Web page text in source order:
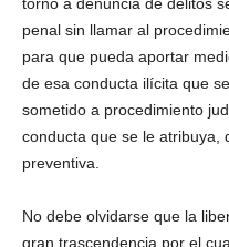
penal sin llamar al
para que pueda aportar
de esa conducta ilícita que
sometido a procedimiento
conducta que se le atribuya,
preventiva.
No debe olvidarse que la
gran trascendencia por el